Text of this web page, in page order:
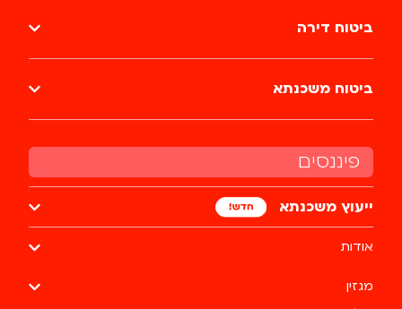
פיננסים
ייעוץ משכנתא
אודות
מגזין
ביטוח דירה
ביטוח משכנתא